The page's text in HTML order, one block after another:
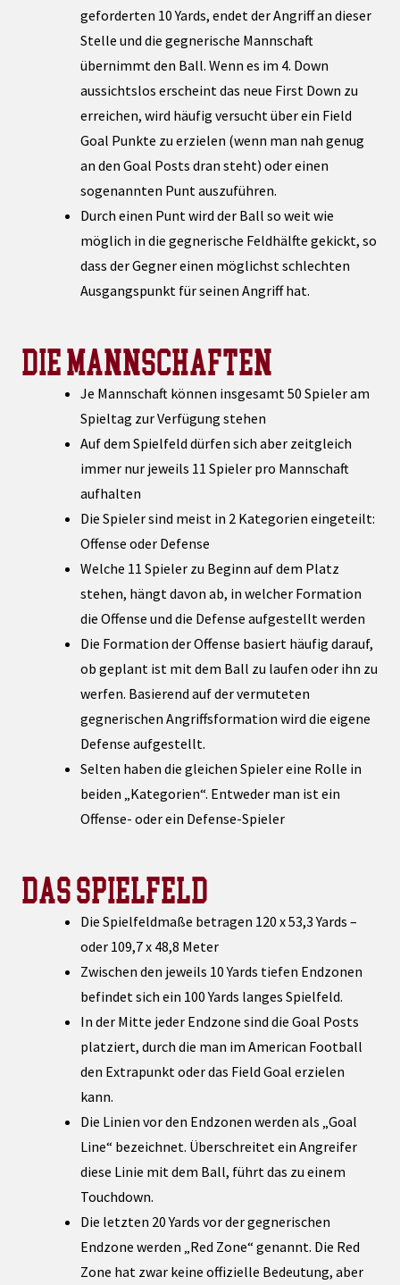
geforderten 10 Yards, endet der Angriff an dieser
Stelle und die gegnerische Mannschaft
übernimmt den Ball. Wenn es im 4. Down
aussichtslos erscheint das neue First Down zu
erreichen, wird häufig versucht über ein Field
Goal Punkte zu erzielen (wenn man nah genug
an den Goal Posts dran steht) oder einen
sogenannten Punt auszuführen.
Durch einen Punt wird der Ball so weit wie
möglich in die gegnerische Feldhälfte gekickt, so
dass der Gegner einen möglichst schlechten
Ausgangspunkt für seinen Angriff hat.
DIE MANNSCHAFTEN
Je Mannschaft können insgesamt 50 Spieler am
Spieltag zur Verfügung stehen
Auf dem Spielfeld dürfen sich aber zeitgleich
immer nur jeweils 11 Spieler pro Mannschaft
aufhalten
Die Spieler sind meist in 2 Kategorien eingeteilt:
Offense oder Defense
Welche 11 Spieler zu Beginn auf dem Platz
stehen, hängt davon ab, in welcher Formation
die Offense und die Defense aufgestellt werden
Die Formation der Offense basiert häufig darauf,
ob geplant ist mit dem Ball zu laufen oder ihn zu
werfen. Basierend auf der vermuteten
gegnerischen Angriffsformation wird die eigene
Defense aufgestellt.
Selten haben die gleichen Spieler eine Rolle in
beiden „Kategorien“. Entweder man ist ein
Offense- oder ein Defense-Spieler
DAS SPIELFELD
Die Spielfeldmaße betragen 120 x 53,3 Yards –
oder 109,7 x 48,8 Meter
Zwischen den jeweils 10 Yards tiefen Endzonen
befindet sich ein 100 Yards langes Spielfeld.
In der Mitte jeder Endzone sind die Goal Posts
platziert, durch die man im American Football
den Extrapunkt oder das Field Goal erzielen
kann.
Die Linien vor den Endzonen werden als „Goal
Line“ bezeichnet. Überschreitet ein Angreifer
diese Linie mit dem Ball, führt das zu einem
Touchdown.
Die letzten 20 Yards vor der gegnerischen
Endzone werden „Red Zone“ genannt. Die Red
Zone hat zwar keine offizielle Bedeutung, aber